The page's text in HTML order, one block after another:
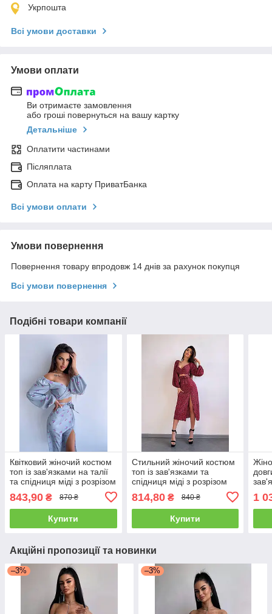
Укрпошта
Всі умови доставки
Умови оплати
Ви отримаєте замовлення
або гроші повернуться на вашу картку
Детальніше
Оплатити частинами
Післяплата
Оплата на карту ПриватБанка
Всі умови оплати
Умови повернення
Повернення товару впродовж 14 днів за рахунок покупця
Всі умови повернення
Подібні товари компанії
Квітковий жіночий костюм
топ із зав'язками на талії
та спідниця міді з розрізом
843,90 ₴ 870 ₴
Купити
Стильний жіночий костюм
топ із зав'язками та
спідниця міді з розрізом
814,80₴ 840 ₴
Купити
1
Акційні пропозиції та новинки
–3% –3%